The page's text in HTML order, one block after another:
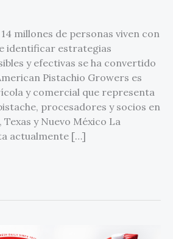
millones de personas viven con
identificar estrategias
y efectivas se ha convertido
Pistachio Growers es
y comercial que representa
procesadores y socios en
y Nuevo México La
actualmente […]